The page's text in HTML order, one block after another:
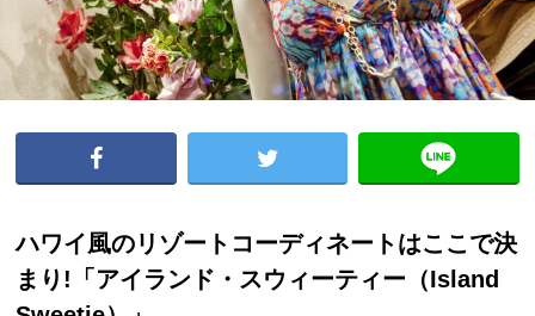
ハワイ風のリゾートコーディネートはここで決
まり!「アイランド・スウィーティー（Island